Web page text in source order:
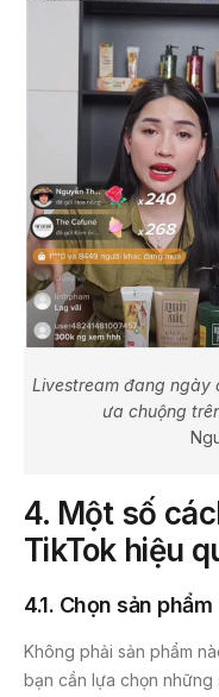
Livestream đang ngày
ưa chuộng
4. Một số
TikTok hiệu
4.1. Chọn sản
Không phải sản phẩm
bạn cần lựa chọn